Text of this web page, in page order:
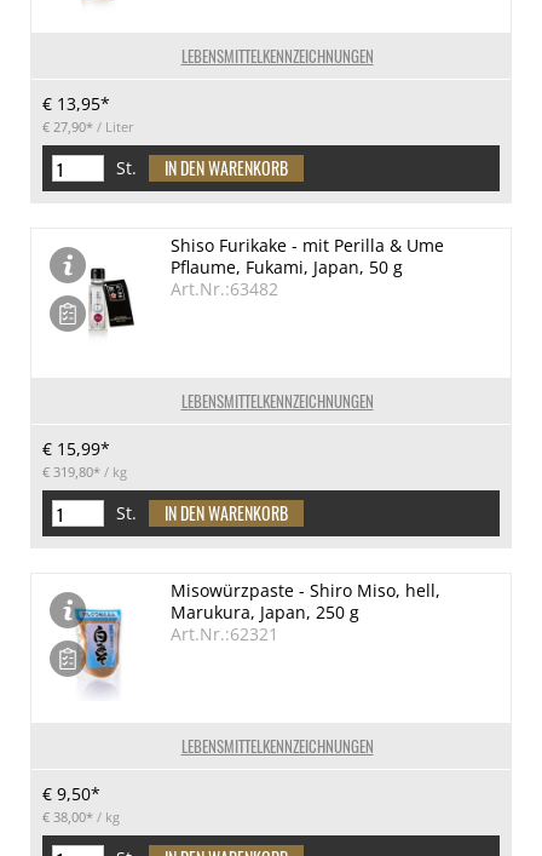
LEBENSMITTELKENNZEICHNUNGEN
€ 13,95*
€ 27,90* / Liter
St.
LEBENSMITTELKENNZEICHNUNGEN
Shiso Furikake - mit Perilla & Ume
Pflaume, Fukami, Japan, 50 g
Art.Nr.:63482
€ 15,99*
€ 319,80* / kg
St.
LEBENSMITTELKENNZEICHNUNGEN
Misowürzpaste - Shiro Miso, hell,
Marukura, Japan, 250 g
Art.Nr.:62321
€ 9,50*
€ 38,00* / kg